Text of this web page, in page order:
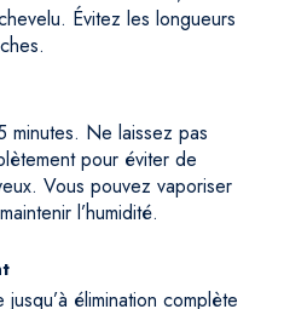
Évitez les longueurs
minutes. Ne laissez pas
pour éviter de
Vous pouvez vaporiser
l’humidité.
jusqu’à élimination complète